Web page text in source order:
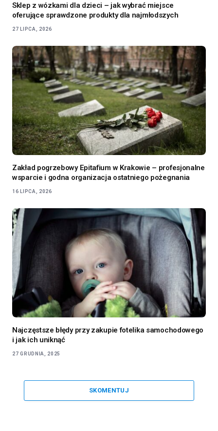
Sklep z wózkami dla dzieci – jak wybrać miejsce
oferujące sprawdzone produkty dla najmłodszych
27 LIPCA, 2026
Zakład pogrzebowy Epitafium w Krakowie – profesjonalne
wsparcie i godna organizacja ostatniego pożegnania
16 LIPCA, 2026
Najczęstsze błędy przy zakupie fotelika samochodowego
i jak ich uniknąć
27 GRUDNIA, 2025
SKOMENTUJ